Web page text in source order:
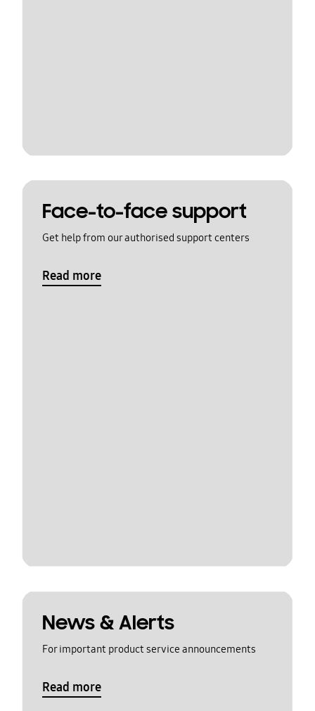
Face-to-face support
Get help from our authorised support centers
Read more
News & Alerts
For important product service announcements
Read more